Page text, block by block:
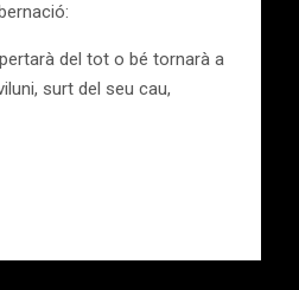
del tot o bé tornarà a
surt del seu cau,